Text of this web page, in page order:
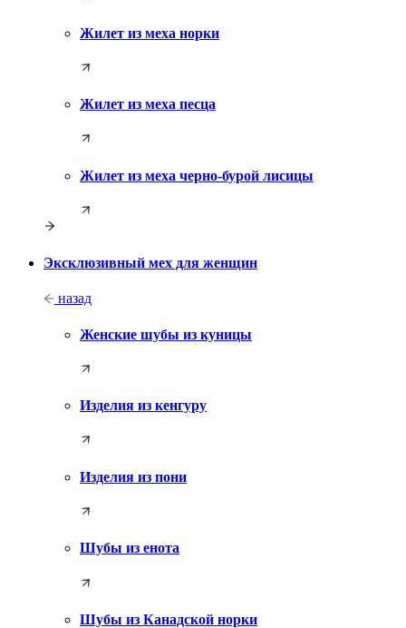
Жилет из меха норки
Жилет из меха песца
Жилет из меха черно-бурой лисицы
Эксклюзивный мех для женщин
назад
Женские шубы из куницы
Изделия из кенгуру
Изделия из пони
Шубы из енота
Шубы из Канадской норки